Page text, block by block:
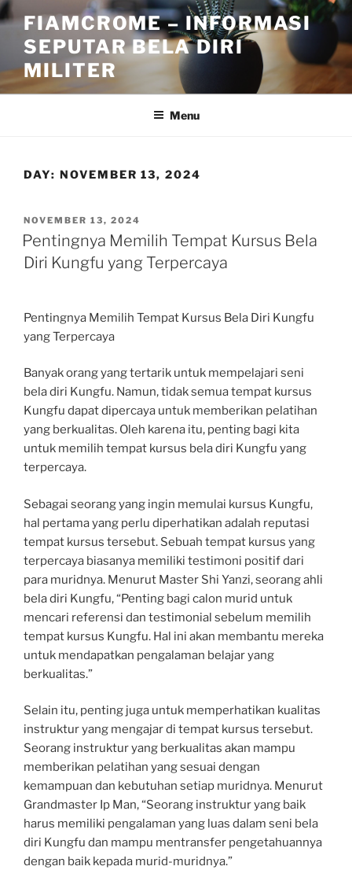
Skip
to
content
FIAMCROME – INFORMASI
SEPUTAR BELA DIRI
MILITER
Menu
DAY: NOVEMBER 13, 2024
POSTED
ON
NOVEMBER 13, 2024
Pentingnya Memilih Tempat Kursus Bela
Diri Kungfu yang Terpercaya
Pentingnya Memilih Tempat Kursus Bela Diri Kungfu
yang Terpercaya
Banyak orang yang tertarik untuk mempelajari seni
bela diri Kungfu. Namun, tidak semua tempat kursus
Kungfu dapat dipercaya untuk memberikan pelatihan
yang berkualitas. Oleh karena itu, penting bagi kita
untuk memilih tempat kursus bela diri Kungfu yang
terpercaya.
Sebagai seorang yang ingin memulai kursus Kungfu,
hal pertama yang perlu diperhatikan adalah reputasi
tempat kursus tersebut. Sebuah tempat kursus yang
terpercaya biasanya memiliki testimoni positif dari
para muridnya. Menurut Master Shi Yanzi, seorang ahli
bela diri Kungfu, “Penting bagi calon murid untuk
mencari referensi dan testimonial sebelum memilih
tempat kursus Kungfu. Hal ini akan membantu mereka
untuk mendapatkan pengalaman belajar yang
berkualitas.”
Selain itu, penting juga untuk memperhatikan kualitas
instruktur yang mengajar di tempat kursus tersebut.
Seorang instruktur yang berkualitas akan mampu
memberikan pelatihan yang sesuai dengan
kemampuan dan kebutuhan setiap muridnya. Menurut
Grandmaster Ip Man, “Seorang instruktur yang baik
harus memiliki pengalaman yang luas dalam seni bela
diri Kungfu dan mampu mentransfer pengetahuannya
dengan baik kepada murid-muridnya.”